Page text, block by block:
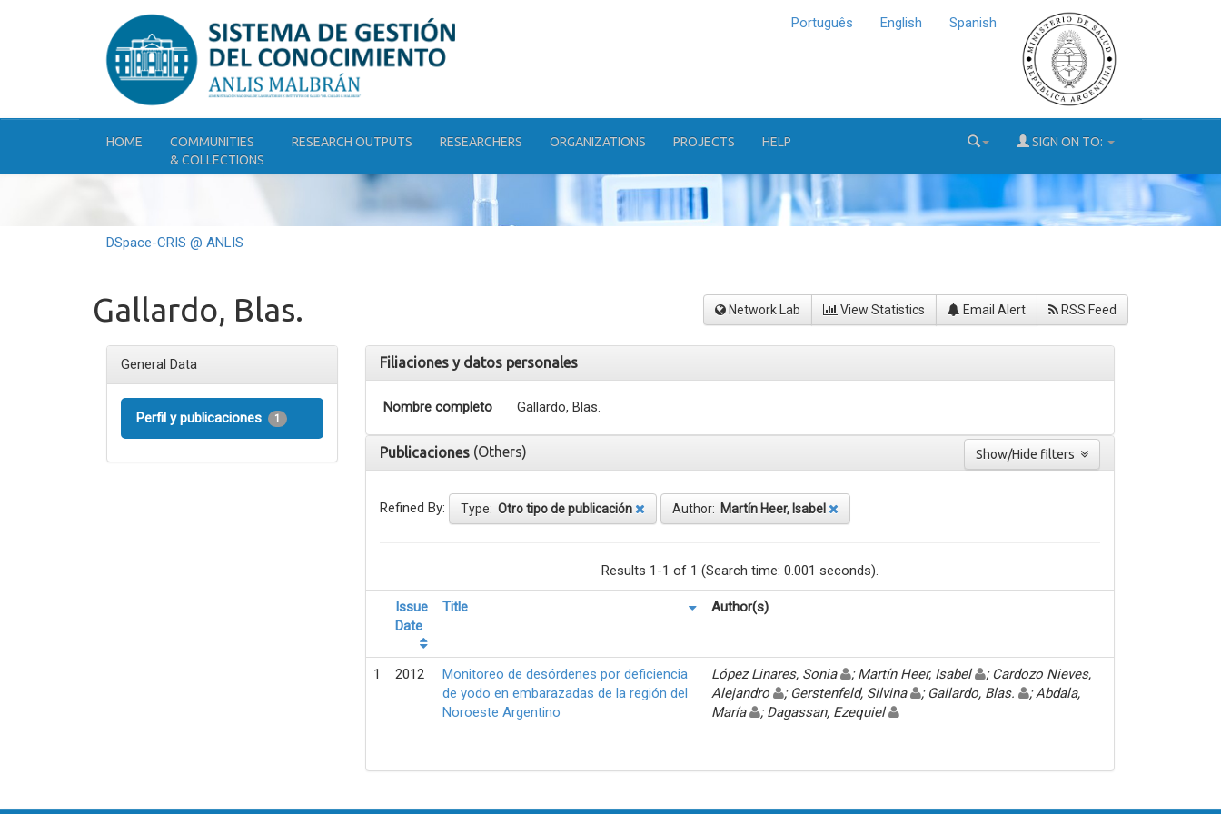
Português English Spanish
HOME
COMMUNITIES
& COLLECTIONS
RESEARCH OUTPUTS RESEARCHERS ORGANIZATIONS PROJECTS HELP SIGN ON TO:
DSpace-CRIS @ ANLIS
Gallardo, Blas. Network Lab View Statistics Email Alert RSS Feed
General Data
Perfil y publicaciones 1
Filiaciones y datos personales
Nombre completo Gallardo, Blas.
Publicaciones (Others)
Refined By: Type: Otro tipo de publicación Author: Martín Heer, Isabel
Results 1-1 of 1 (Search time: 0.001 seconds).
Issue
Date
Title Author(s)
1 2012
Monitoreo de desórdenes por deficiencia
de yodo en embarazadas de la región del
Noroeste Argentino
López Linares, Sonia ; Martín Heer, Isabel
; Cardozo Nieves,
Alejandro
; Gerstenfeld, Silvina ; Gallardo, Blas.
; Abdala,
María
; Dagassan, Ezequiel